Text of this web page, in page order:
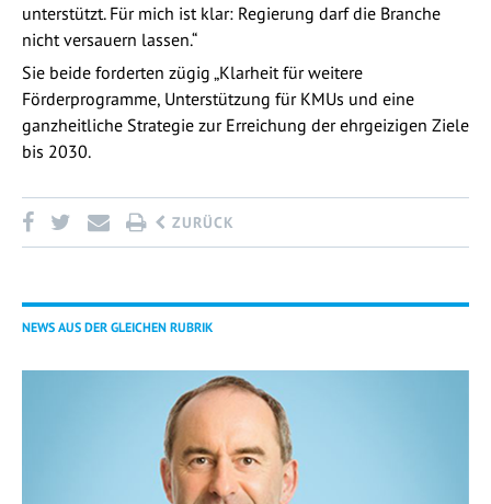
unterstützt. Für mich ist klar: Regierung darf die Branche
nicht versauern lassen.“
Sie beide forderten zügig „Klarheit für weitere
Förderprogramme, Unterstützung für KMUs und eine
ganzheitliche Strategie zur Erreichung der ehrgeizigen Ziele
bis 2030.
ZURÜCK
NEWS AUS DER GLEICHEN RUBRIK